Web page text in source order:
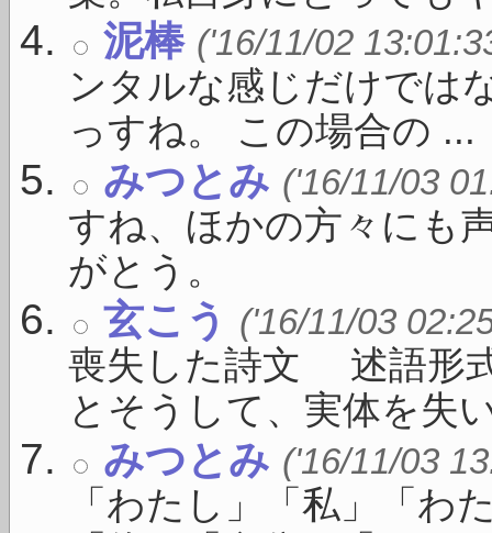
泥棒 ('16/11/02
ンタルな感じだけでは
っすね。 この場合の ...
みつとみ ('16/11/03
すね、ほかの方々にも
がとう。
玄こう ('16/11/03
喪失した詩文 述語形
とそうして、実体を失
みつとみ ('16/11/03
「わたし」「私」「わ